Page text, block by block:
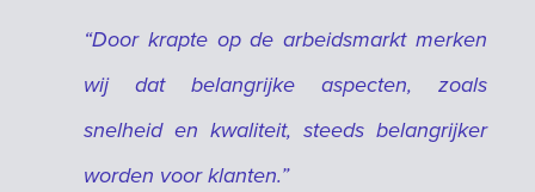
“Door krapte op de arbeidsmarkt merken
wij dat belangrijke aspecten, zoals
snelheid en kwaliteit, steeds belangrijker
worden voor klanten.”